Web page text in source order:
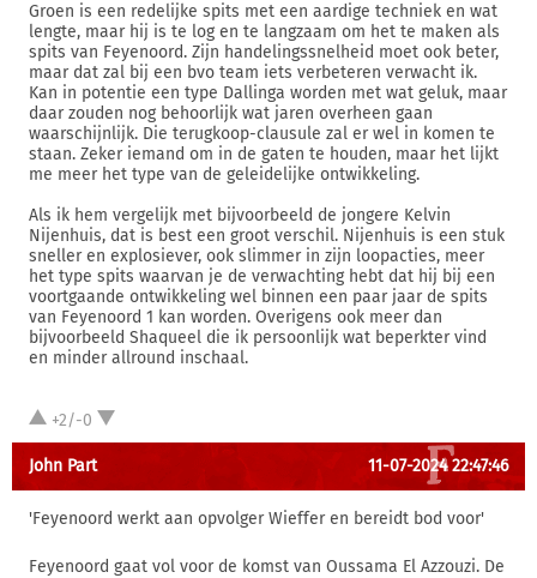
Groen is een redelijke spits met een aardige techniek en wat
lengte, maar hij is te log en te langzaam om het te maken als
spits van Feyenoord. Zijn handelingssnelheid moet ook beter,
maar dat zal bij een bvo team iets verbeteren verwacht ik.
Kan in potentie een type Dallinga worden met wat geluk, maar
daar zouden nog behoorlijk wat jaren overheen gaan
waarschijnlijk. Die terugkoop-clausule zal er wel in komen te
staan. Zeker iemand om in de gaten te houden, maar het lijkt
me meer het type van de geleidelijke ontwikkeling.
Als ik hem vergelijk met bijvoorbeeld de jongere Kelvin
Nijenhuis, dat is best een groot verschil. Nijenhuis is een stuk
sneller en explosiever, ook slimmer in zijn loopacties, meer
het type spits waarvan je de verwachting hebt dat hij bij een
voortgaande ontwikkeling wel binnen een paar jaar de spits
van Feyenoord 1 kan worden. Overigens ook meer dan
bijvoorbeeld Shaqueel die ik persoonlijk wat beperkter vind
en minder allround inschaal.
+2/-0
John Part 11-07-2024 22:47:46
'Feyenoord werkt aan opvolger Wieffer en bereidt bod voor'
Feyenoord gaat vol voor de komst van Oussama El Azzouzi. De